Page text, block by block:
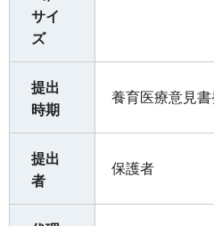
サイ
ズ
提出
時期
養育医療意見
提出
者
保護者